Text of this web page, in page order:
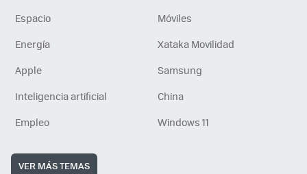
Espacio
Móviles
Energía
Xataka Movilidad
Apple
Samsung
Inteligencia artificial
China
Empleo
Windows 11
VER MÁS TEMAS